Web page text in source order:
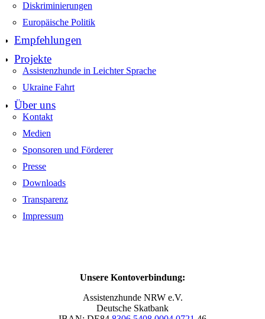
Diskriminierungen
Europäische Politik
Empfehlungen
Projekte
Assistenzhunde in Leichter Sprache
Ukraine Fahrt
Über uns
Kontakt
Medien
Sponsoren und Förderer
Presse
Downloads
Transparenz
Impressum
Unsere Kontoverbindung:
Assistenzhunde NRW e.V.
Deutsche Skatbank